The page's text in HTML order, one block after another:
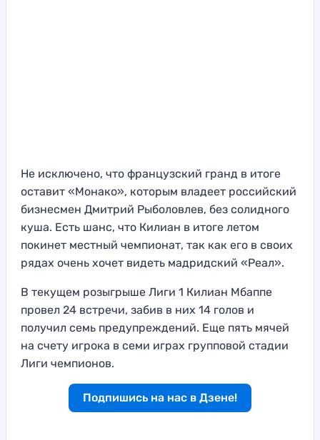
Не исключено, что французский гранд в итоге
оставит «Монако», которым владеет российский
бизнесмен Дмитрий Рыболовлев, без солидного
куша. Есть шанс, что Килиан в итоге летом
покинет местный чемпионат, так как его в своих
рядах очень хочет видеть мадридский «Реал».
В текущем розыгрыше Лиги 1 Килиан Мбаппе
провел 24 встречи, забив в них 14 голов и
получил семь предупреждений. Еще пять мячей
на счету игрока в семи играх групповой стадии
Лиги чемпионов.
Подпишись на нас в Дзене!